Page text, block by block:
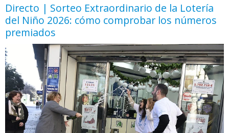
Directo | Sorteo Extraordinario de la Lotería
del Niño 2026: cómo comprobar los números
premiados